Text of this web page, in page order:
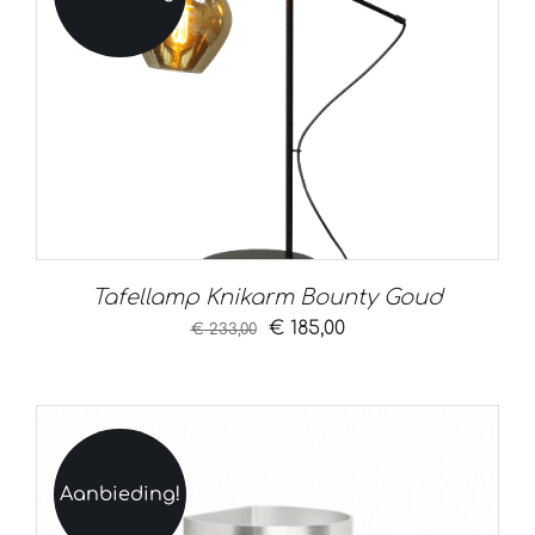
Tafellamp Knikarm Bounty Goud
€233,00
Oorspronkelijke
€185,00Huidige
Aanbieding!